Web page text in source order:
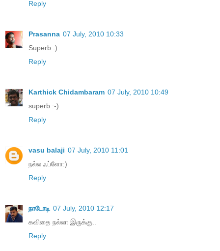
Reply
Prasanna 07 July, 2010 10:33
Superb :)
Reply
Karthick Chidambaram 07 July, 2010 10:49
superb :-)
Reply
vasu balaji 07 July, 2010 11:01
நல்ல ஃப்ளோ:)
Reply
நாடோடி 07 July, 2010 12:17
க‌விதை ந‌ல்லா இருக்கு..
Reply